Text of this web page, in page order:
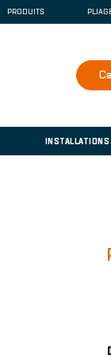
PRODUITS
FAÇADE ET PLIAGE
SÉCURITÉ